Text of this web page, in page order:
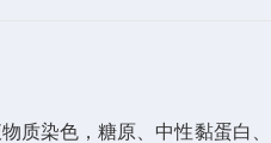
质染色，糖原、中性黏蛋白